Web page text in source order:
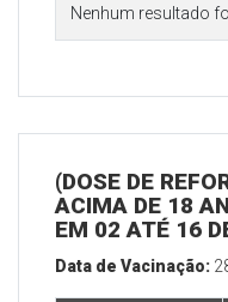
Nenhum resultado
(DOSE DE
ACIMA DE 18
EM 02 ATÉ 16
Data de Vacinação: